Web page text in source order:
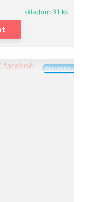
skladom 31 ks
Novinka